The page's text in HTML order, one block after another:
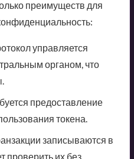
преимуществ для
управляется
органом, что
предоставление
токена.
записываются в
проверить их без